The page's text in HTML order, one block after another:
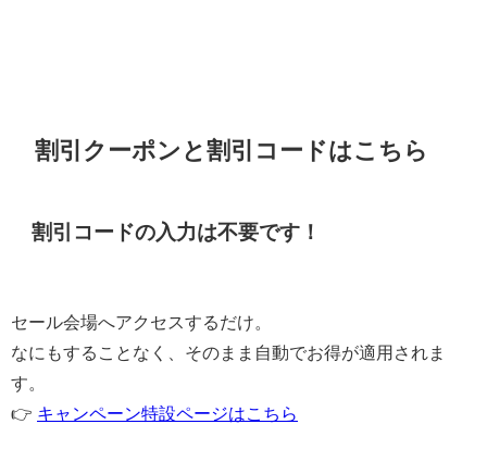
割引クーポンと割引コードはこちら
割引コードの入力は不要です！
セール会場へアクセスするだけ。
なにもすることなく、そのまま自動でお得が適用されま
す。
👉 キャンペーン特設ページはこちら